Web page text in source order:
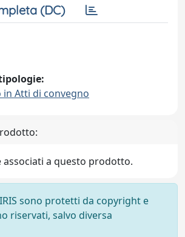
(DC)
Atti di convegno
associati a questo prodotto.
sono protetti da copyright e
riservati, salvo diversa